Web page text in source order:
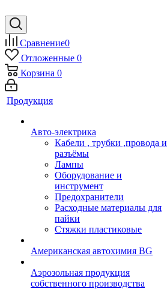
Сравнение0
Отложенные 0
Корзина 0
Продукция
Авто-электрика
Кабели , трубки ,провода и
разъёмы
Лампы
Оборудование и
инструмент
Предохранители
Расходные материалы для
пайки
Стяжки пластиковые
Американская автохимия BG
Аэрозольная продукция
собственного производства